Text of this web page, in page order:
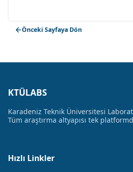
Önceki Sayfaya Dön
KTÜLABS
Karadeniz Teknik Üniversitesi
Tüm araştırma altyapısı tek
Hızlı Linkler